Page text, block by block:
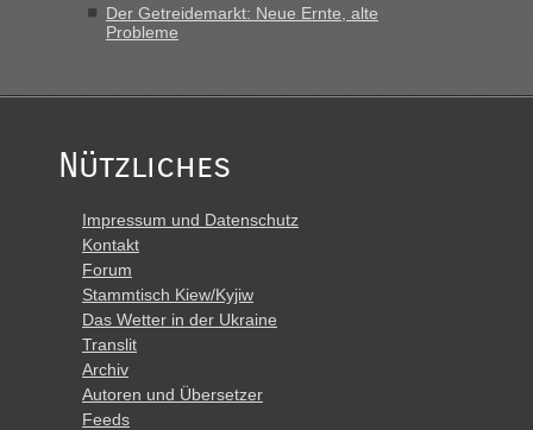
Der Getreidemarkt: Neue Ernte, alte
Probleme
Nützliches
Impressum und Datenschutz
Kontakt
Forum
Stammtisch Kiew/Kyjiw
Das Wetter in der Ukraine
Translit
Archiv
Autoren und Übersetzer
Feeds